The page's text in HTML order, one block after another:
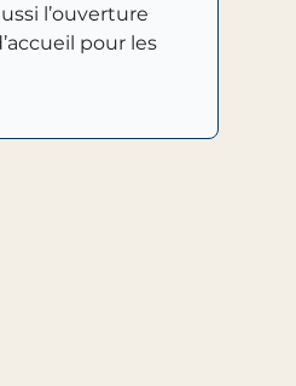
l’ouverture
pour les